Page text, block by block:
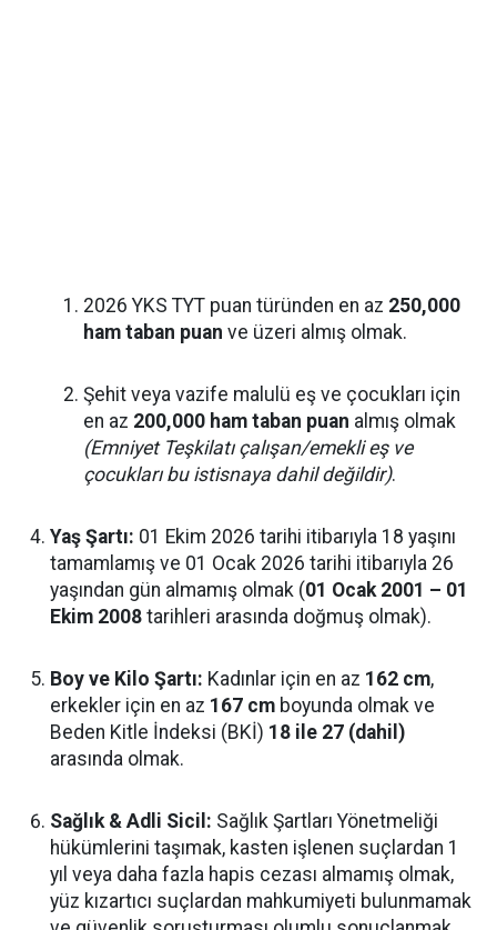
2026 YKS TYT puan türünden en az 250,000
ham taban puan ve üzeri almış olmak.
Şehit veya vazife malulü eş ve çocukları için
en az 200,000 ham taban puan almış olmak
(Emniyet Teşkilatı çalışan/emekli eş ve
çocukları bu istisnaya dahil değildir).
Yaş Şartı: 01 Ekim 2026 tarihi itibarıyla 18 yaşını
tamamlamış ve 01 Ocak 2026 tarihi itibarıyla 26
yaşından gün almamış olmak (01 Ocak 2001 – 01
Ekim 2008 tarihleri arasında doğmuş olmak).
Boy ve Kilo Şartı: Kadınlar için en az 162 cm,
erkekler için en az 167 cm boyunda olmak ve
Beden Kitle İndeksi (BKİ) 18 ile 27 (dahil)
arasında olmak.
Sağlık & Adli Sicil: Sağlık Şartları Yönetmeliği
hükümlerini taşımak, kasten işlenen suçlardan 1
yıl veya daha fazla hapis cezası almamış olmak,
yüz kızartıcı suçlardan mahkumiyeti bulunmamak